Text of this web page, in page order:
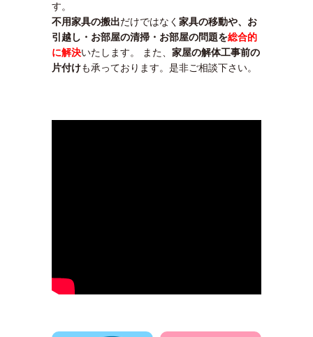
す。
不用家具の搬出だけではなく 家具の移動や、お
引越し・お部屋の清掃・お部屋の問題を総合的
に解決いたします。 また、 家屋の解体工事前の
片付けも承っております。是非ご相談下さい。